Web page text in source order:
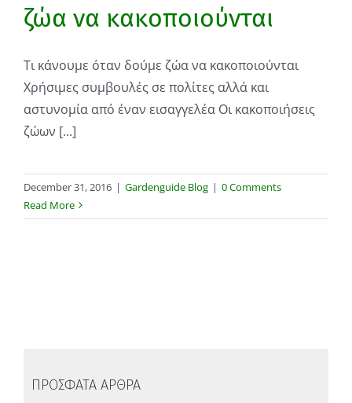
ζώα να κακοποιούνται
Τι κάνουμε όταν δούμε ζώα να κακοποιούνται
Χρήσιμες συμβουλές σε πολίτες αλλά και
αστυνομία από έναν εισαγγελέα Οι κακοποιήσεις
ζώων [...]
December 31, 2016 | Gardenguide Blog | 0 Comments
Read More
ΠΡΟΣΦΑΤΑ ΑΡΘΡΑ